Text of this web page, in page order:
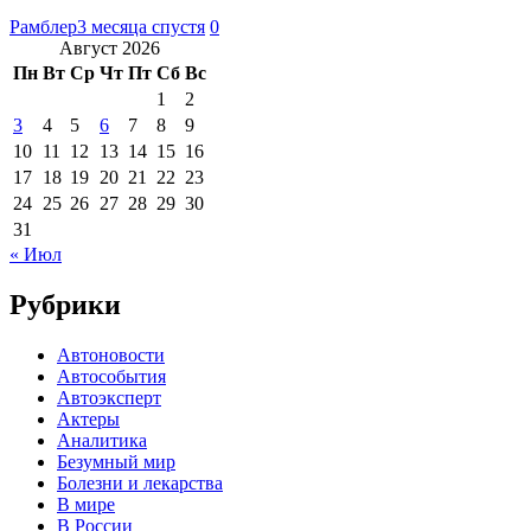
Рамблер3 месяца спустя 0
Август 2026
Пн Вт Ср Чт Пт Сб Вс
1
2
3
4 5 6 7 8
9
10 11 12 13 14 15 16
17 18 19 20 21 22 23
24 25 26 27 28 29 30
31
« Июл
Рубрики
Автоновости
Автособытия
Автоэксперт
Актеры
Аналитика
Безумный мир
Болезни и лекарства
В мире
В России